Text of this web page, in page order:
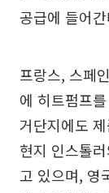
공급에 들어
프랑스, 스페
에 히트펌프
거단지에도
현지 인스톨
고 있으며, 영